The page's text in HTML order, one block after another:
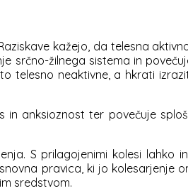
kažejo, da telesna
srčno-žilnega sistema in
telesno neaktivne, a hkrati
anksioznost ter povečuje
S prilagojenimi kolesi lahko
pravica, ki jo kolesarjenje
sredstvom.